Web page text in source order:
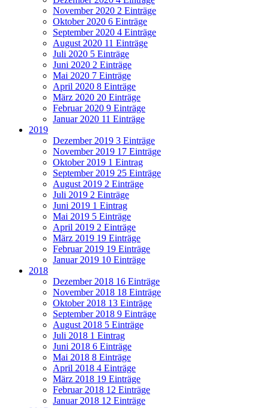
November 2020 2 Einträge
Oktober 2020 6 Einträge
September 2020 4 Einträge
August 2020 11 Einträge
Juli 2020 5 Einträge
Juni 2020 2 Einträge
Mai 2020 7 Einträge
April 2020 8 Einträge
März 2020 20 Einträge
Februar 2020 9 Einträge
Januar 2020 11 Einträge
2019
Dezember 2019 3 Einträge
November 2019 17 Einträge
Oktober 2019 1 Eintrag
September 2019 25 Einträge
August 2019 2 Einträge
Juli 2019 2 Einträge
Juni 2019 1 Eintrag
Mai 2019 5 Einträge
April 2019 2 Einträge
März 2019 19 Einträge
Februar 2019 19 Einträge
Januar 2019 10 Einträge
2018
Dezember 2018 16 Einträge
November 2018 18 Einträge
Oktober 2018 13 Einträge
September 2018 9 Einträge
August 2018 5 Einträge
Juli 2018 1 Eintrag
Juni 2018 6 Einträge
Mai 2018 8 Einträge
April 2018 4 Einträge
März 2018 19 Einträge
Februar 2018 12 Einträge
Januar 2018 12 Einträge